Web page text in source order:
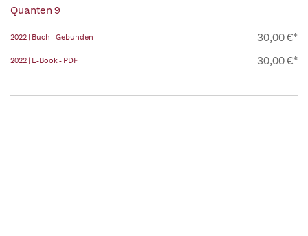
Quanten 9
2022 | Buch - Gebunden 30,00 €*
2022 | E-Book - PDF 30,00 €*